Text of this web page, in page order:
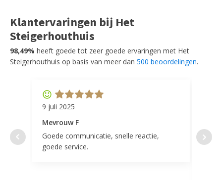
Klantervaringen bij Het
Steigerhouthuis
98,49% heeft goede tot zeer goede ervaringen met Het
Steigerhouthuis op basis van meer dan 500 beoordelingen.
9 juli 2025
Mevrouw F
Goede communicatie, snelle reactie,
goede service.
door